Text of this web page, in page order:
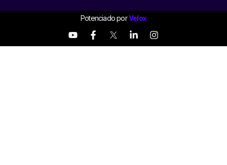
Potenciado porVelox